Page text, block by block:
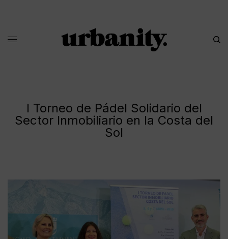
I Torneo de Pádel Solidario del
Sector Inmobiliario en la Costa del
Sol